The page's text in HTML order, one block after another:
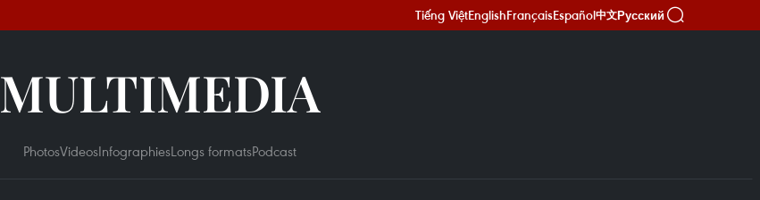
Tiếng ViệtEnglishFrançaisEspañol中文Русский
MULTIMEDIA
PhotosVideosInfographiesLongs formatsPodcast